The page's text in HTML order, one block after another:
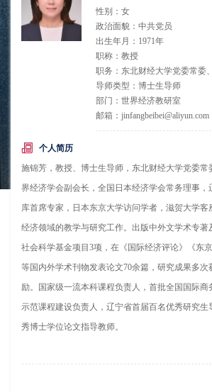
性别：女
政治面貌：中共党员
出生年月：1971年
职称：教授
职务：东北财经大学党委常委
导师类型：博士生导师
部门：世界经济教研室
邮箱：jinfangbeibei@aliyun.com
个人简历
施锦芳，教授、博士生导师，东北财经大学党委常
界经济学会副会长，全国日本经济学会常务理事，
库首席专家，日本东京大学访问学者，滋贺大学客
经济领域的教学与研究工作。出版中外文学术专著
社会科学基金项目3项，在《国际经济评论》《东
等国内外学术刊物发表论文70余篇，研究成果多次
励。国家级一流本科课程负责人，首批全国国际
示范课程建设负责人，辽宁省首届百名优秀研究生
秀博士学位论文指导教师。